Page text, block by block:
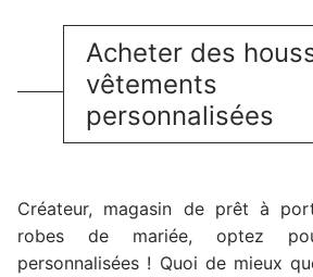
Acheter des
vêtements
personnalisées
Créateur, magasin de prêt à
robes de mariée, optez
personnalisées ! Quoi de mieux